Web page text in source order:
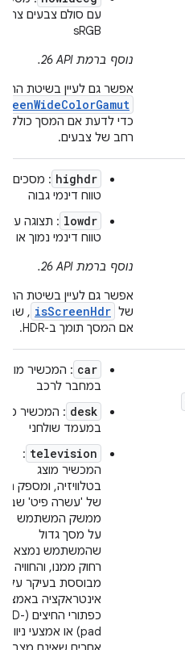
עם סולם צבעים צר
sRGB
נוסף ברמת API‏ 26.
אפשר גם לעיין בשיטת
כדי לדעת אם המסך כולל
רחב של צבעים.
highdr : מסכים
טווח דינמי גבוה
lowdr : תצוגה עם
טווח דינמי נמוך או
נוסף ברמת API‏ 26.
אפשר גם לעיין בשיטת
של isScreenHdr , שבה
אם המסך תומך ב-HDR.
car : המכשיר מוצג
במחבר לרכב
desk : המכשיר
במעמד שולחני
television
:
המכשיר מוצג
בטלוויזיה, ומספק
של 'עשרה פיט' שבה
ממשק המשתמש
על מסך גדול
שהמשתמש נמצא
רחוק ממנו, והחוויה
מבוססת בעיקר על
אינטראקציה
כפתורי החיצים (D-
pad) או אמצעי ניווט